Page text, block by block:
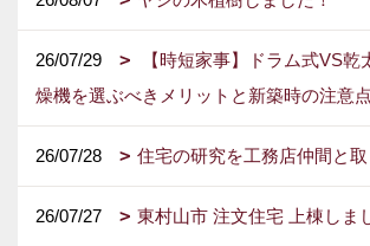
26/07/29
【時短家事】ドラム式VS乾
燥機を選ぶべきメリットと新築時の注意
26/07/28 住宅の研究を工務店仲間と取
26/07/27 東村山市 注文住宅 上棟しま